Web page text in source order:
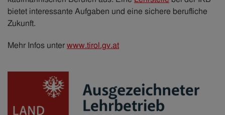
bietet interessante Aufgaben und eine sichere berufliche
Zukunft.
Mehr Infos unterwww.tirol.gv.at